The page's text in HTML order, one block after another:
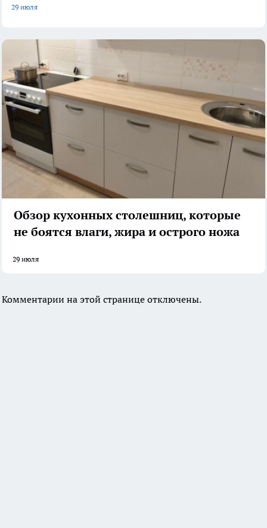
29 июля
Обзор кухонных столешниц, которые
не боятся влаги, жира и острого ножа
29 июля
Комментарии на этой странице отключены.